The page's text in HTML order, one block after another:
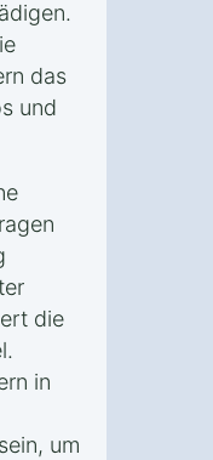
das
und
die
in
um